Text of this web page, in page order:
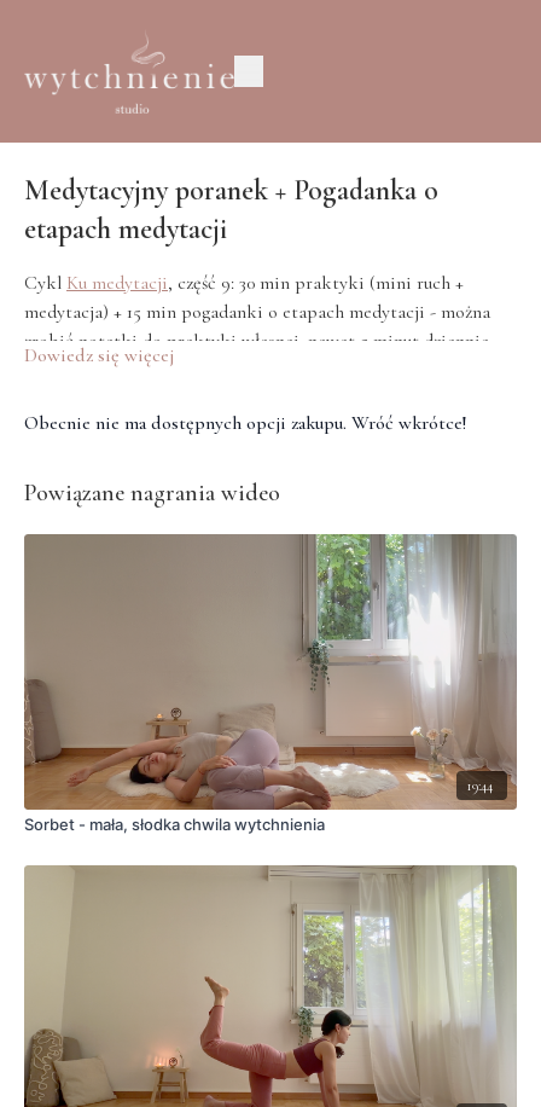
Medytacyjny poranek + Pogadanka o
etapach medytacji
Cykl Ku medytacji, część 9: 30 min praktyki (mini ruch +
medytacja) + 15 min pogadanki o etapach medytacji - można
zrobić notatki do praktyki własnej, nawet 5 minut dziennie
może dać piękny efekt :)
Dowiedz się więcej
Obecnie nie ma dostępnych opcji zakupu. Wróć wkrótce!
Powiązane nagrania wideo
19:44
Sorbet - mała, słodka chwila wytchnienia